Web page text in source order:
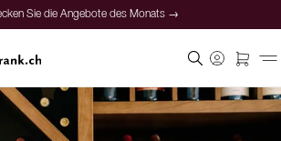
Sie die Angebote des Monats →